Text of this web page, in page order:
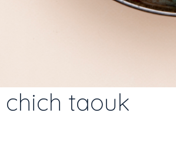
chich taouk